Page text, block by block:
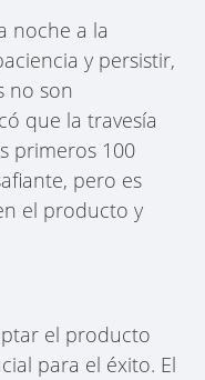
noche a la
y persistir,
no son
que la travesía
primeros 100
pero es
el producto y
el producto
para el éxito. El